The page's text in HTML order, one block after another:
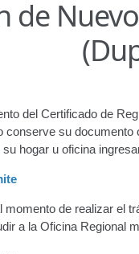
Old Licencia
Otorgamiento de
de
en Línea Paso a
para Conducir
para Conducir
de
del Certificado de
conserve su documento
hogar u oficina
momento de realizar el
a la Oficina Regional